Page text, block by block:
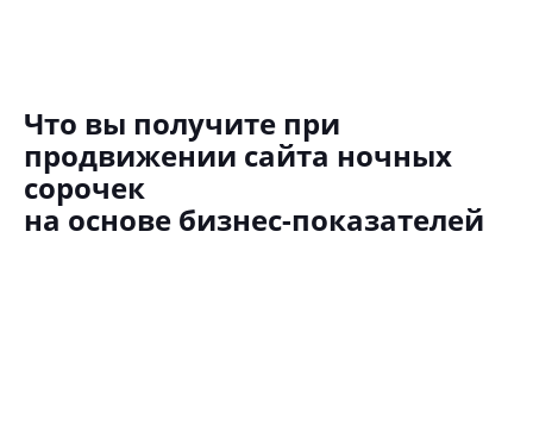
Что вы получите при
продвижении сайта ночных
сорочек
на основе бизнес-показателей